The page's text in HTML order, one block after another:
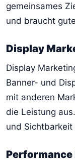
gemeinsames
und braucht
Display
Display
Banner- und
mit anderen
die Leistung
und Sichtbarkeit